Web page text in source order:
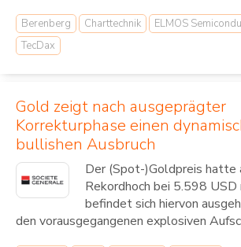
Berenberg Charttechnik ELMOS
TecDax
Gold zeigt nach ausgeprägter
Korrekturphase einen
bullishen Ausbruch
Der (Spot-)Goldpreis hatte
Rekordhoch bei 5.598 USD
befindet sich hiervon
den vorausgegangenen explosiven